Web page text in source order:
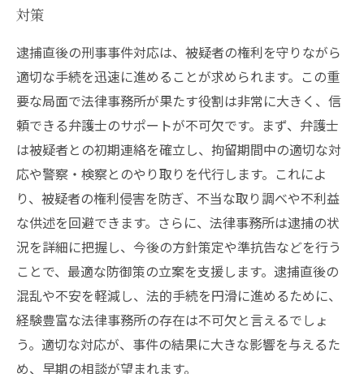
対策
逮捕直後の刑事事件対応は、被疑者の権利を守りながら
適切な手続を迅速に進めることが求められます。この重
要な局面で法律事務所が果たす役割は非常に大きく、信
頼できる弁護士のサポートが不可欠です。まず、弁護士
は被疑者との初期連絡を確立し、拘留期間中の適切な対
応や警察・検察とのやり取りを代行します。これによ
り、被疑者の権利侵害を防ぎ、不当な取り調べや不利益
な供述を回避できます。さらに、法律事務所は逮捕の状
況を詳細に把握し、今後の方針策定や準抗告などを行う
ことで、最適な防御策の立案を支援します。逮捕直後の
混乱や不安を軽減し、法的手続を円滑に進めるために、
経験豊富な法律事務所の存在は不可欠と言えるでしょ
う。適切な対応が、事件の結果に大きな影響を与えるた
め、早期の相談が望まれます。